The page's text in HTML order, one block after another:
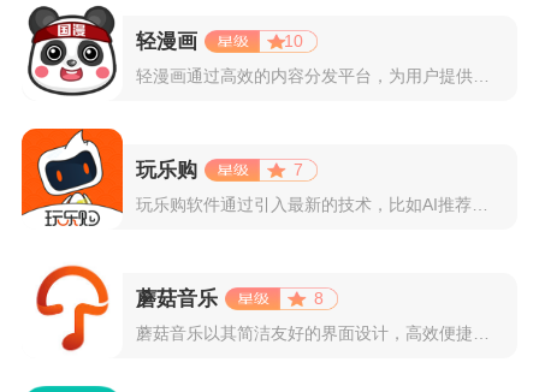
轻漫画
10
轻漫画通过高效的内容分发平台，为用户提供高清、全彩的漫画阅读...
玩乐购
7
玩乐购软件通过引入最新的技术，比如AI推荐算法、AR试穿功能...
蘑菇音乐
8